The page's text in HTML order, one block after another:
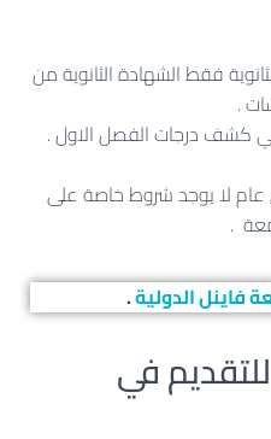
فقط الشهادة الثانوية من
.
كشف درجات الفصل الاول .
لا يوجد شروط خاصة على
.
فاينل الدولية.
في